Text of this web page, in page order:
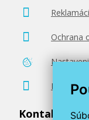
Ochrana
Kontaktujte